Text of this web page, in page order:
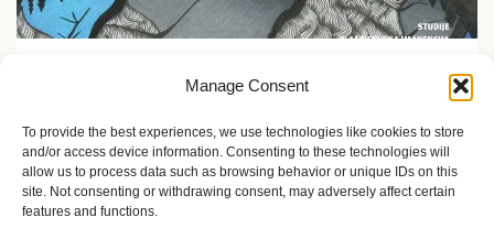
Manage Consent
To provide the best experiences, we use technologies like cookies to store
and/or access device information. Consenting to these technologies will
allow us to process data such as browsing behavior or unique IDs on this
site. Not consenting or withdrawing consent, may adversely affect certain
features and functions.
Zagrebu
5 meseci ago Sandra Iršević